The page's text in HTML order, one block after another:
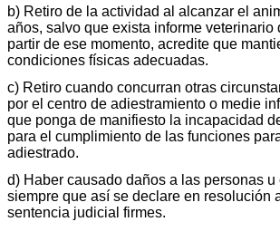
b) Retiro de la actividad al alcanzar el
años, salvo que exista informe veterinario
partir de ese momento, acredite que
condiciones físicas adecuadas.
c) Retiro cuando concurran otras
por el centro de adiestramiento o medie
que ponga de manifiesto la incapacidad
para el cumplimiento de las funciones
adiestrado.
d) Haber causado daños a las personas u
siempre que así se declare en resolución
sentencia judicial firmes.